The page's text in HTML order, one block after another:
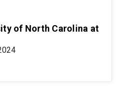
of North Carolina at